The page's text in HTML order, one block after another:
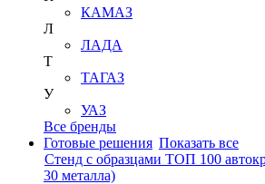
КАМАЗ
Л
ЛАДА
Т
ТАГАЗ
У
УАЗ
Все бренды
Готовые решения Показать все
Стенд с образцами ТОП 100
30 металла)